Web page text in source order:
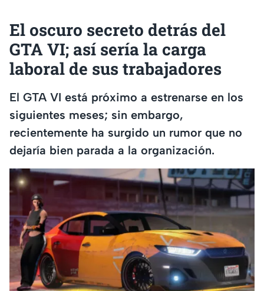
El oscuro secreto detrás del
GTA VI; así sería la carga
laboral de sus trabajadores
El GTA VI está próximo a estrenarse en los
siguientes meses; sin embargo,
recientemente ha surgido un rumor que no
dejaría bien parada a la organización.